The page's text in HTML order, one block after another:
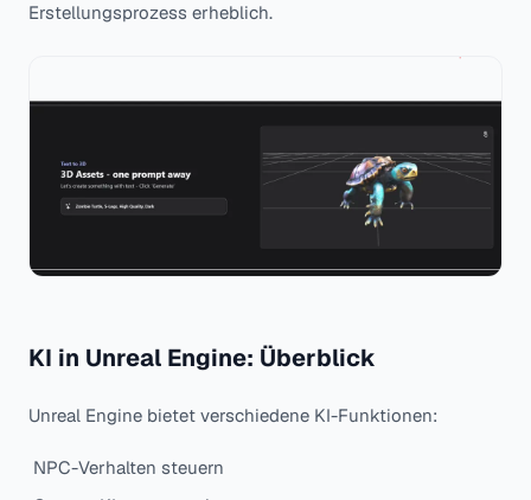
Erstellungsprozess erheblich.
KI in Unreal Engine: Überblick
Unreal Engine bietet verschiedene KI-Funktionen:
NPC-Verhalten steuern